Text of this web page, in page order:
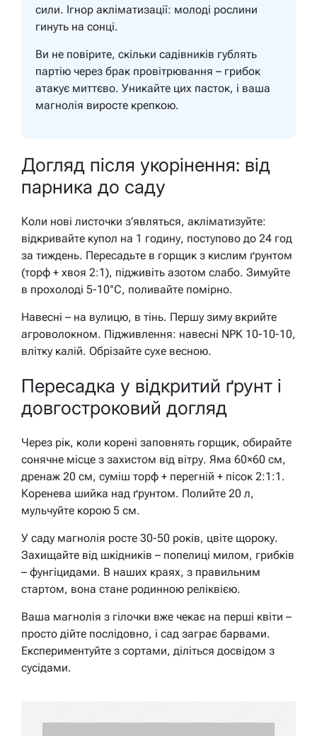
сили. Ігнор акліматизації: молоді рослини
гинуть на сонці.
Ви не повірите, скільки садівників гублять
партію через брак провітрювання – грибок
атакує миттєво. Уникайте цих пасток, і ваша
магнолія виросте крепкою.
Догляд після укорінення: від
парника до саду
Коли нові листочки з’являться, акліматизуйте:
відкривайте купол на 1 годину, поступово до 24 год
за тиждень. Пересадьте в горщик з кислим ґрунтом
(торф + хвоя 2:1), підживіть азотом слабо. Зимуйте
в прохолоді 5-10°C, поливайте помірно.
Навесні – на вулицю, в тінь. Першу зиму вкрийте
агроволокном. Підживлення: навесні NPK 10-10-10,
влітку калій. Обрізайте сухе весною.
Пересадка у відкритий ґрунт і
довгостроковий догляд
Через рік, коли корені заповнять горщик, обирайте
сонячне місце з захистом від вітру. Яма 60×60 см,
дренаж 20 см, суміш торф + перегній + пісок 2:1:1.
Коренева шийка над ґрунтом. Полийте 20 л,
мульчуйте корою 5 см.
У саду магнолія росте 30-50 років, цвіте щороку.
Захищайте від шкідників – попелиці милом, грибків
– фунгіцидами. В наших краях, з правильним
стартом, вона стане родинною реліквією.
Ваша магнолія з гілочки вже чекає на перші квіти –
просто дійте послідовно, і сад заграє барвами.
Експериментуйте з сортами, діліться досвідом з
сусідами.